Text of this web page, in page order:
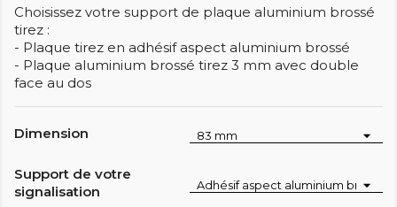
Choisissez votre support de plaque aluminium brossé
tirez :
- Plaque tirez en adhésif aspect aluminium brossé
- Plaque aluminium brossé tirez 3 mm avec double
face au dos
Dimension
Support de votre
signalisation